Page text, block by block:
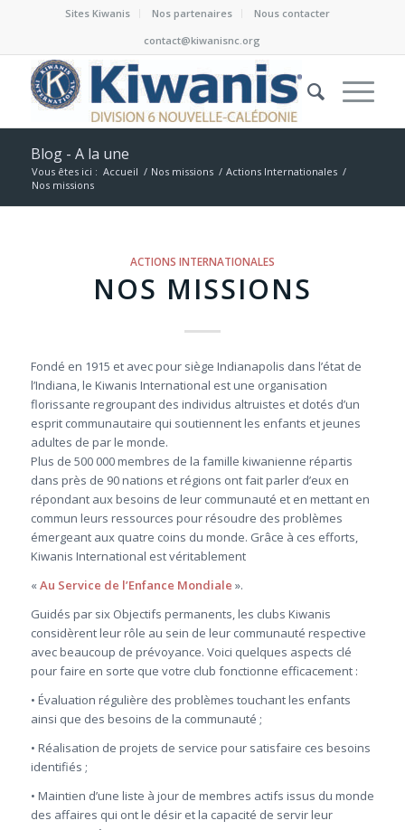
Sites Kiwanis Nos partenaires
Nous contacter
contact@kiwanisnc.org
Blog - A la une
Vous êtes ici : Accueil / Nos missions / Actions Internationales /
Nos missions
ACTIONS INTERNATIONALES
NOS MISSIONS
Fondé en 1915 et avec pour siège Indianapolis dans l’état de
l’Indiana, le Kiwanis International est une organisation
florissante regroupant des individus altruistes et dotés d’un
esprit communautaire qui soutiennent les enfants et jeunes
adultes de par le monde.
Plus de 500 000 membres de la famille kiwanienne répartis
dans près de 90 nations et régions ont fait parler d’eux en
répondant aux besoins de leur communauté et en mettant en
commun leurs ressources pour résoudre des problèmes
émergeant aux quatre coins du monde. Grâce à ces efforts,
Kiwanis International est véritablement
«Au Service de l’Enfance Mondiale ».
Guidés par six Objectifs permanents, les clubs Kiwanis
considèrent leur rôle au sein de leur communauté respective
avec beaucoup de prévoyance. Voici quelques aspects clé
pour faire en sorte que votre club fonctionne efficacement :
• Évaluation régulière des problèmes touchant les enfants
ainsi que des besoins de la communauté ;
• Réalisation de projets de service pour satisfaire ces besoins
identifiés ;
• Maintien d’une liste à jour de membres actifs issus du monde
des affaires qui ont le désir et la capacité de servir leur